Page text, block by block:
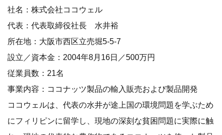
社名：株式会社ココウェル
代表：代表取締役社長 水井裕
所在地：大阪市西区立売堀5-5-7
設立／資本金：2004年8月16日／500万円
従業員数：21名
事業内容：ココナッツ製品の輸入販売および製品開発
ココウェルは、代表の水井が途上国の環境問題を学ぶため
にフィリピンに留学し、現地の深刻な貧困問題に実際に触